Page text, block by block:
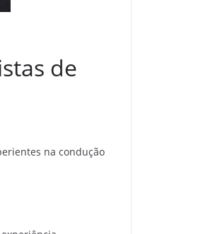
de
na condução